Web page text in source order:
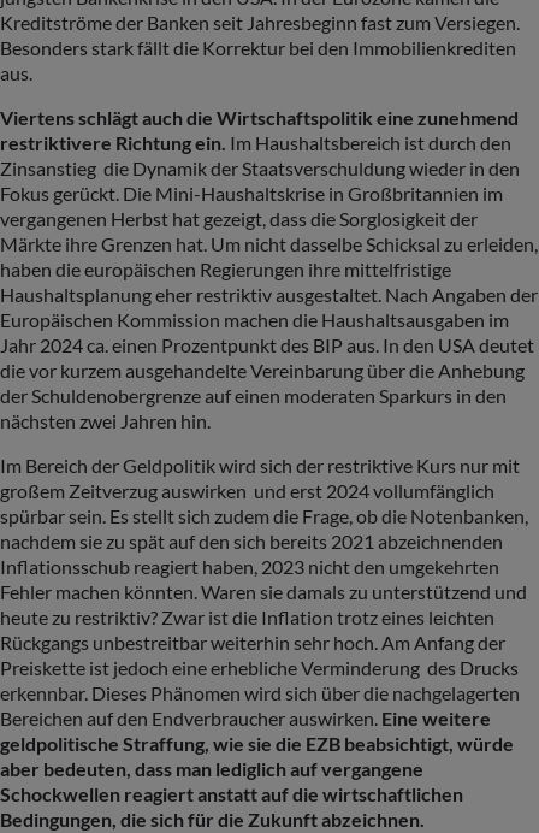
Kreditströme der Banken seit Jahresbeginn fast zum Versiegen.
Besonders stark fällt die Korrektur bei den Immobilienkrediten
aus.
Viertens schlägt auch die Wirtschaftspolitik eine zunehmend
restriktivere Richtung ein. Im Haushaltsbereich ist durch den
Zinsanstieg die Dynamik der Staatsverschuldung wieder in den
Fokus gerückt. Die Mini-Haushaltskrise in Großbritannien im
vergangenen Herbst hat gezeigt, dass die Sorglosigkeit der
Märkte ihre Grenzen hat. Um nicht dasselbe Schicksal zu erleiden,
haben die europäischen Regierungen ihre mittelfristige
Haushaltsplanung eher restriktiv ausgestaltet. Nach Angaben der
Europäischen Kommission machen die Haushaltsausgaben im
Jahr 2024 ca. einen Prozentpunkt des BIP aus. In den USA deutet
die vor kurzem ausgehandelte Vereinbarung über die Anhebung
der Schuldenobergrenze auf einen moderaten Sparkurs in den
nächsten zwei Jahren hin.
Im Bereich der Geldpolitik wird sich der restriktive Kurs nur mit
großem Zeitverzug auswirken und erst 2024 vollumfänglich
spürbar sein. Es stellt sich zudem die Frage, ob die Notenbanken,
nachdem sie zu spät auf den sich bereits 2021 abzeichnenden
Inflationsschub reagiert haben, 2023 nicht den umgekehrten
Fehler machen könnten. Waren sie damals zu unterstützend und
heute zu restriktiv? Zwar ist die Inflation trotz eines leichten
Rückgangs unbestreitbar weiterhin sehr hoch. Am Anfang der
Preiskette ist jedoch eine erhebliche Verminderung des Drucks
erkennbar. Dieses Phänomen wird sich über die nachgelagerten
Bereichen auf den Endverbraucher auswirken. Eine weitere
geldpolitische Straffung, wie sie die EZB beabsichtigt, würde
aber bedeuten, dass man lediglich auf vergangene
Schockwellen reagiert anstatt auf die wirtschaftlichen
Bedingungen, die sich für die Zukunft abzeichnen.